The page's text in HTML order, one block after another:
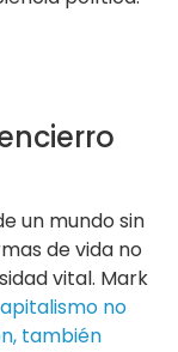
un mundo sin
de vida no
vital. Mark
no
también